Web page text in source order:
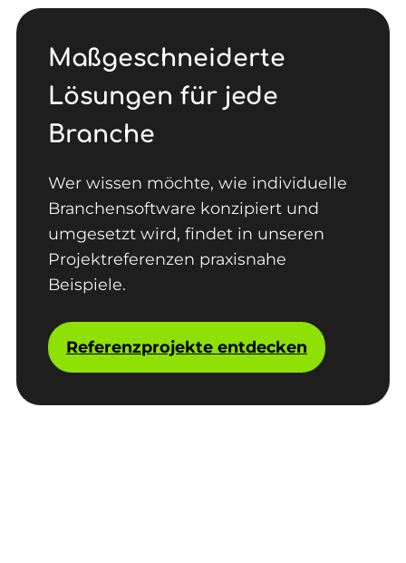
Maßgeschneiderte
Lösungen für jede
Branche
Wer wissen möchte, wie individuelle
Branchensoftware konzipiert und
umgesetzt wird, findet in unseren
Projektreferenzen praxisnahe
Beispiele.
Referenzprojekte entdecken